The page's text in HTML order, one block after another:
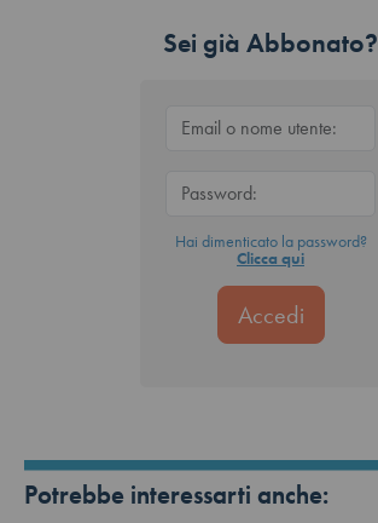
Sei già Abbonato?
Hai dimenticato la password?
Clicca qui
Potrebbe interessarti anche: